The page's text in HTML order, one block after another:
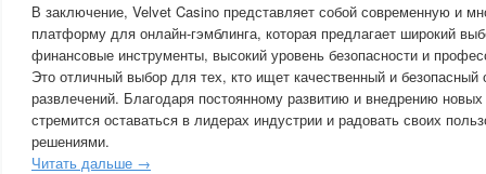
В заключение, Velvet Casino представляет собой современную и
платформу для онлайн-гэмблинга, которая предлагает широкий
финансовые инструменты, высокий уровень безопасности и
Это отличный выбор для тех, кто ищет качественный и безопасный
развлечений. Благодаря постоянному развитию и внедрению
стремится оставаться в лидерах индустрии и радовать своих
решениями.
Читать дальше →